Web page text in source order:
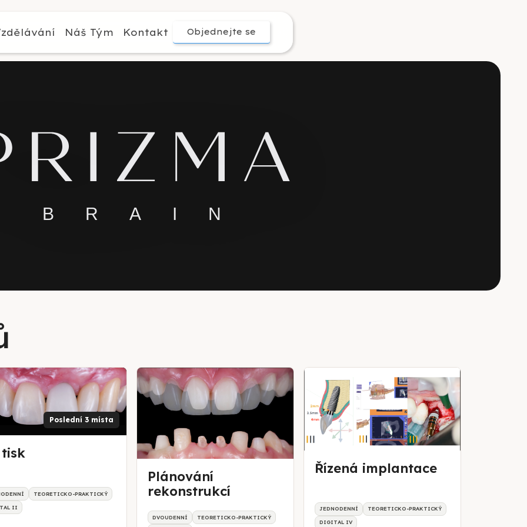
Náš Tým Kontakt Objednejte se
Poslední 3 místa
tisk
TEORETICKO-PRAKTICKÝ
II
Plánování
rekonstrukcí
DVOUDENNÍ TEORETICKO-PRAKTICKÝ
Řízená implantace
JEDNODENNÍ TEORETICKO-PRAKTICKÝ
DIGITAL IV